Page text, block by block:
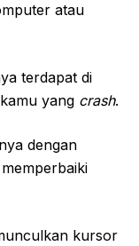
atau
terdapat di
yang crash.
dengan
kursor